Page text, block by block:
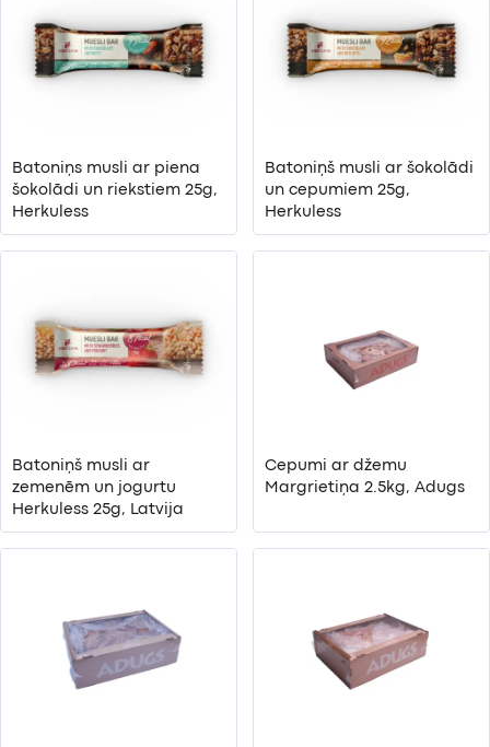
Batoniņs musli ar piena
šokolādi un riekstiem 25g,
Herkuless
Batoniņš musli ar šokolādi
un cepumiem 25g,
Herkuless
Batoniņš musli ar
zemenēm un jogurtu
Herkuless 25g, Latvija
Cepumi ar džemu
Margrietiņa 2.5kg, Adugs